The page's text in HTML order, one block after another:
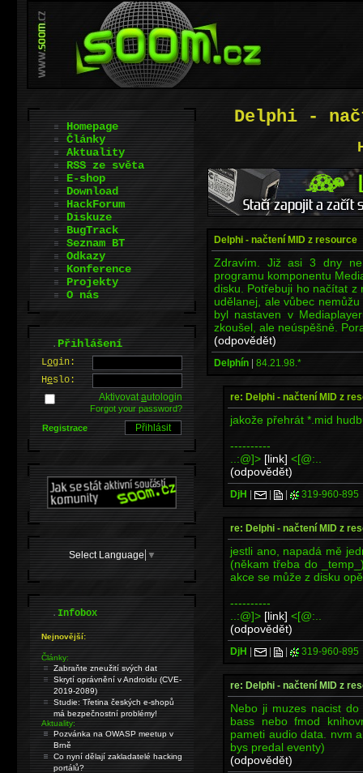
Delphi -
Delphi - načtení MID z resource
Zdravím. Již asi 3 dny
programu komponentu
disku. Potřebuji ho načítat z
udělanej, ale vůbec
byl nastaven v
zkoušel, ale neúspěšně.
(odpovědět)
Delphín | 84.21.98.*
re: Delphi - načtení MID z
jakože přehrát *.mid
----------
..:@]> [link] <[@:..
(odpovědět)
DjH | | | 319-960-895
re: Delphi - načtení MID z
jestli ano, napadá mě
(někam třeba do
akce se může z disku
----------
..:@]> [link] <[@:..
(odpovědět)
DjH | | | 319-960-895
re: Delphi - načtení MID z
Nebo ji muzes nacist
bass nebo fmod
pameti audio data. nvm
bys predal eventy)
(odpovědět)
Homepage
Články
Aktuality
RSS ze světa
E-shop
Download
HackForum
Diskuze
BugTrack
Seznam BT
Odkazy
Konference
Projekty
O nás
.Přihlášení
Login:
Heslo:
Aktivovatautologin
Forgot your password?
Registrace
Select Language ▼
.Infobox
Nejnovější:
Články:
Zabraňte zneužití svých dat
Skrytí oprávnění v Androidu (CVE-
2019-2089)
Studie: Třetina českých e-shopů
má bezpečnostní problémy!
Aktuality:
Pozvánka na OWASP meetup v
Brně
Co nyní dělají zakladatelé hacking
portálů?